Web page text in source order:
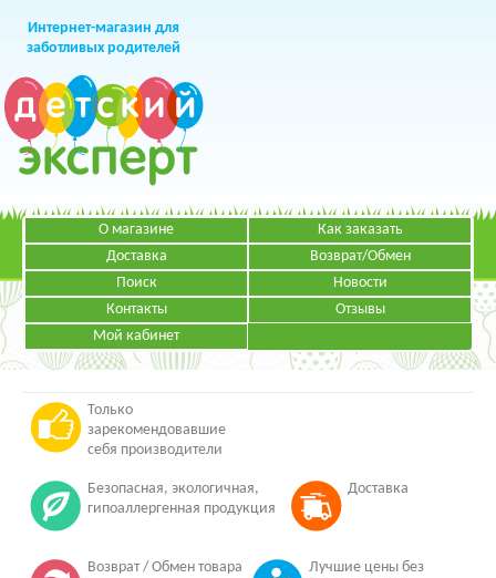
Интернет-магазин для
заботливых родителей
+7 (499)391-49-83Телефон в Москве
Режим работы:
Пн-Пт: с 09.00 до 19.00
НАПИСАТЬ ПИСЬМО
О магазине
Как заказать
Доставка
Возврат/Обмен
Поиск
Новости
Контакты
Отзывы
Мой кабинет
Только
зарекомендовавшие
себя производители
Безопасная, экологичная,
гипоаллергенная продукция
Доставка
Возврат / Обмен товара
Лучшие цены без